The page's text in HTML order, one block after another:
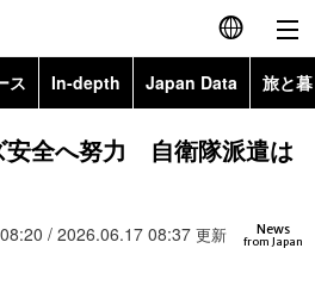
English
简体字
ス In-depth Japan Data 旅と
Topics
安全へ努力 自衛隊派遣は
News
from Japan
/ 2026.06.17 08:37 更新